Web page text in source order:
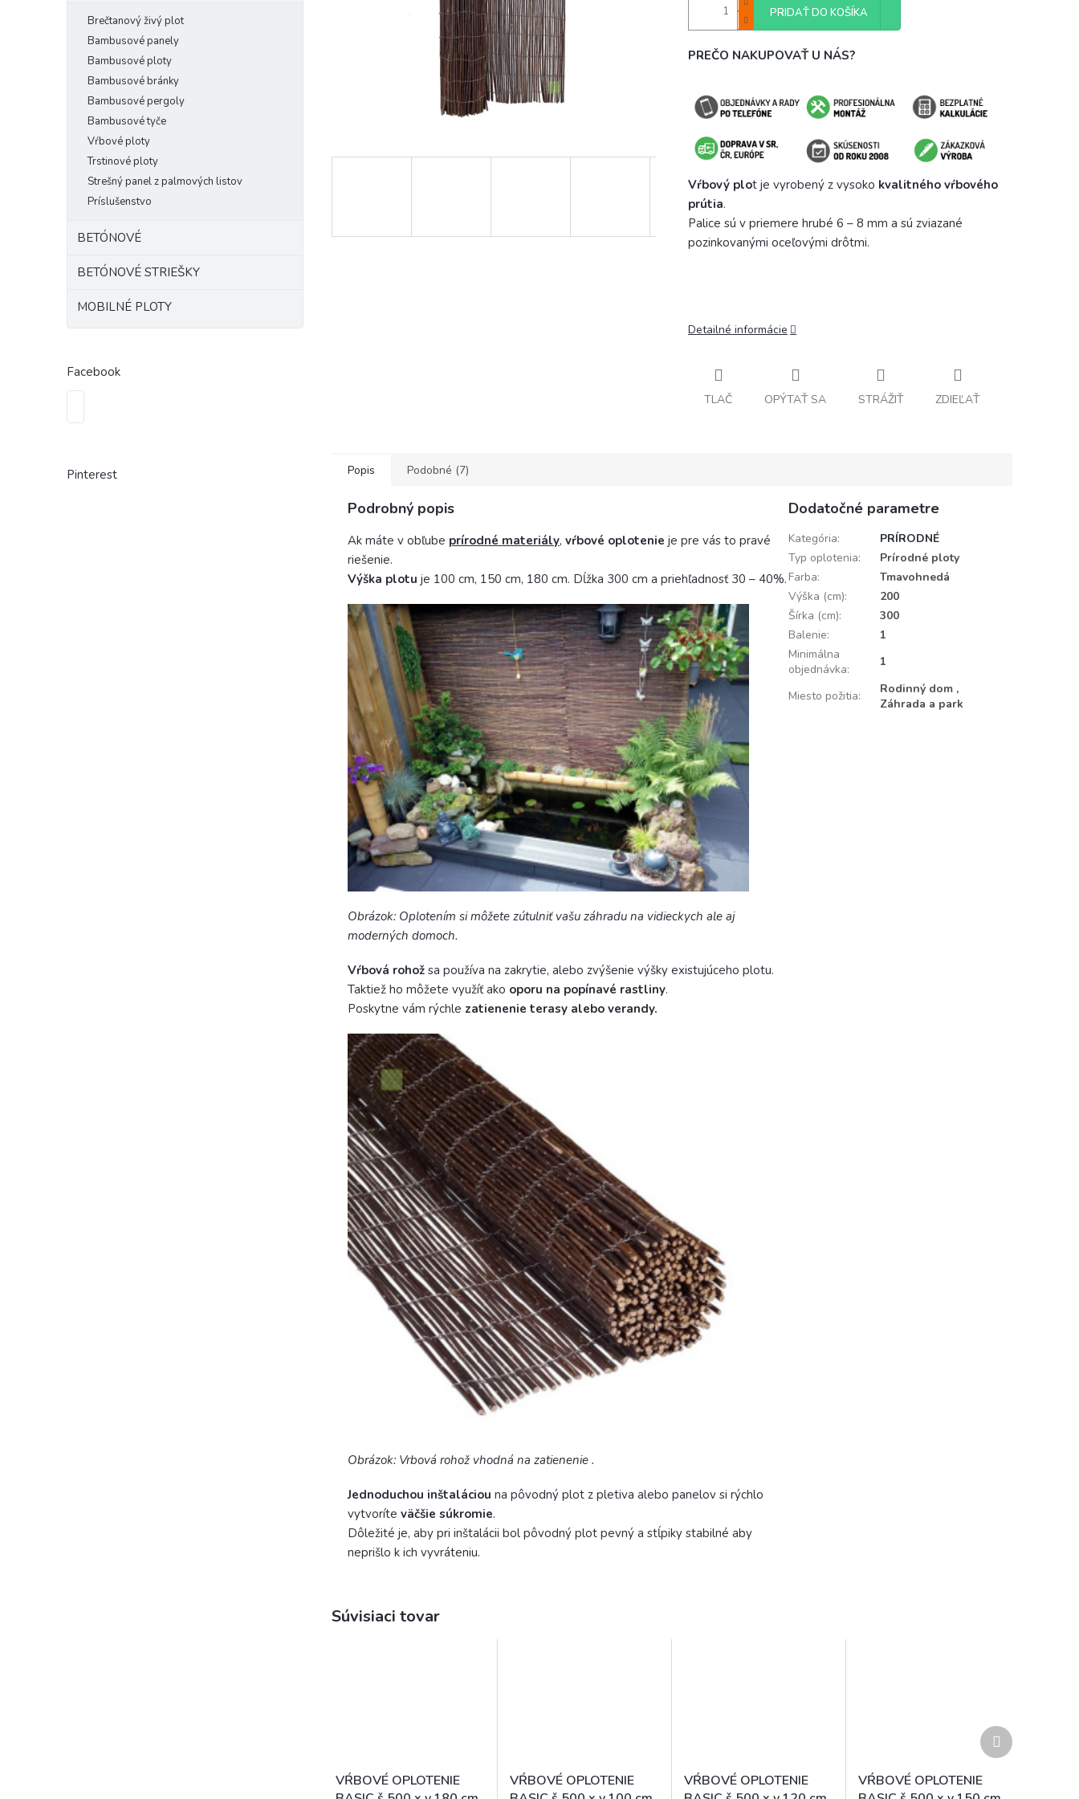
Brečtanový živý plot
Bambusové panely
Bambusové ploty
Bambusové bránky
Bambusové pergoly
Bambusové tyče
Vŕbové ploty
Trstinové ploty
Strešný panel z palmových listov
Príslušenstvo
BETÓNOVÉ
BETÓNOVÉ STRIEŠKY
MOBILNÉ PLOTY
Facebook
Pinterest
PRIDAŤ DO KOŠÍKA
PREČO NAKUPOVAŤ U NÁS?
Vŕbový plot je vyrobený z vysoko kvalitného vŕbového
prútia.
Palice sú v priemere hrubé 6 – 8 mm a sú zviazané
pozinkovanými oceľovými drôtmi.
Detailné informácie
TLAČ OPÝTAŤ SA STRÁŽIŤ ZDIEĽAŤ
Popis Podobné (7)
Podrobný popis
Ak máte v obľube prírodné materiály, vŕbové oplotenie je pre vás to pravé
riešenie.
Výška plotu je 100 cm, 150 cm, 180 cm. Dĺžka 300 cm a priehľadnosť 30 – 40%.
Obrázok: Oplotením si môžete zútulniť vašu záhradu na vidieckych ale aj
moderných domoch.
Vŕbová rohož sa používa na zakrytie, alebo zvýšenie výšky existujúceho plotu.
Taktiež ho môžete využíť ako oporu na popínavé rastliny.
Poskytne vám rýchle zatienenie terasy alebo verandy.
Obrázok: Vrbová rohož vhodná na zatienenie .
Jednoduchou inštaláciou na pôvodný plot z pletiva alebo panelov si rýchlo
vytvoríte väčšie súkromie.
Dôležité je, aby pri inštalácii bol pôvodný plot pevný a stĺpiky stabilné aby
neprišlo k ich vyvráteniu.
Dodatočné parametre
Kategória:
PRÍRODNÉ
Typ oplotenia:
Prírodné ploty
Farba:
Tmavohnedá
Výška (cm):
200
Šírka (cm):
300
Balenie:
1
Minimálna
objednávka:
1
Miesto požitia:
Rodinný dom ,
Záhrada a park
Súvisiaci tovar
VŔBOVÉ OPLOTENIE
VŔBOVÉ OPLOTENIE
VŔBOVÉ OPLOTENIE
VŔBOVÉ OPLOTENIE
Ďalší
produkt